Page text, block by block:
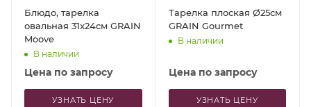
Блюдо, тарелка
овальная 31x24см GRAIN
Moove
В наличии
Цена по запросу
УЗНАТЬ ЦЕНУ
Тарелка плоская Ø25см
GRAIN Gourmet
В наличии
Цена по запросу
УЗНАТЬ ЦЕНУ